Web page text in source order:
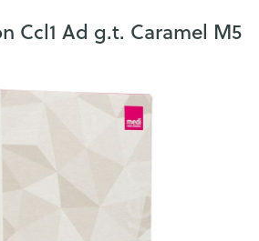
Ccl1 Ad g.t. Caramel M5